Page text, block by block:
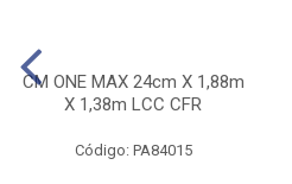
CM ONE MAX 24cm X 1,88m
X 1,38m LCC CFR
Código: PA84015